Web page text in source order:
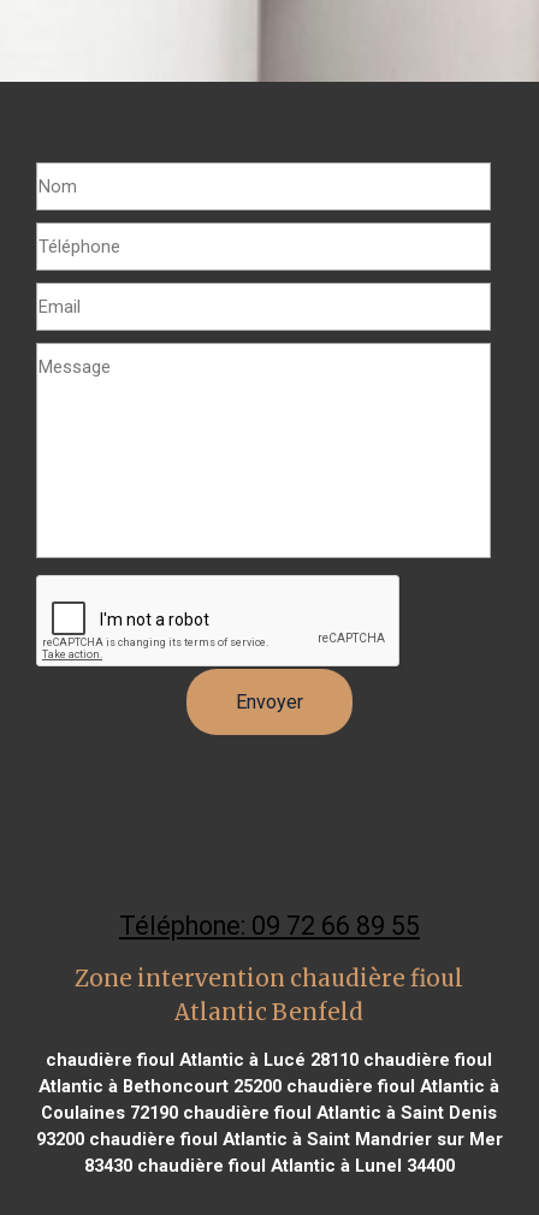
Téléphone: 09 72 66 89 55
Zone intervention chaudière fioul
Atlantic Benfeld
chaudière fioul Atlantic à Lucé 28110 chaudière fioul
Atlantic à Bethoncourt 25200 chaudière fioul Atlantic à
Coulaines 72190 chaudière fioul Atlantic à Saint Denis
93200chaudière fioul Atlantic à Saint Mandrier sur Mer
83430chaudière fioul Atlantic à Lunel 34400